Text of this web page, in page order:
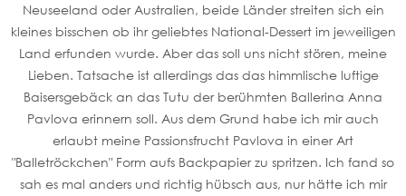
Neuseeland oder Australien, beide Länder streiten sich ein
kleines bisschen ob ihr geliebtes National-Dessert im jeweiligen
Land erfunden wurde. Aber das soll uns nicht stören, meine
Lieben. Tatsache ist allerdings das das himmlische luftige
Baisersgebäck an das Tutu der berühmten Ballerina Anna
Pavlova erinnern soll. Aus dem Grund habe ich mir auch
erlaubt meine Passionsfrucht Pavlova in einer Art
"Balletröckchen" Form aufs Backpapier zu spritzen. Ich fand so
sah es mal anders und richtig hübsch aus, nur hätte ich mir